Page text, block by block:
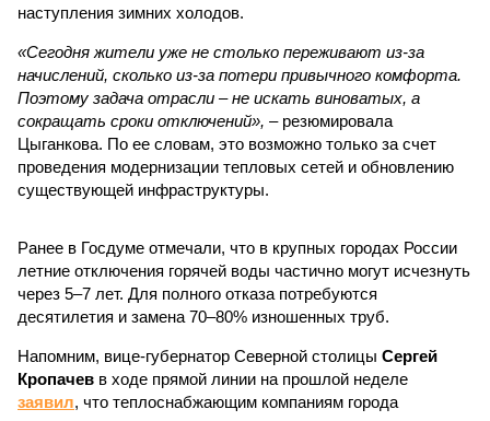
наступления зимних холодов.
«Сегодня жители уже не столько переживают из-за
начислений, сколько из-за потери привычного комфорта.
Поэтому задача отрасли – не искать виноватых, а
сокращать сроки отключений», – резюмировала
Цыганкова. По ее словам, это возможно только за счет
проведения модернизации тепловых сетей и обновлению
существующей инфраструктуры.
Ранее в Госдуме отмечали, что в крупных городах России
летние отключения горячей воды частично могут исчезнуть
через 5–7 лет. Для полного отказа потребуются
десятилетия и замена 70–80% изношенных труб.
Напомним, вице-губернатор Северной столицы Сергей
Кропачев в ходе прямой линии на прошлой неделе
заявил, что теплоснабжающим компаниям города